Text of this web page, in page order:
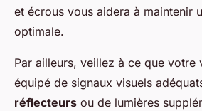
et écrous vous aidera à maintenir
optimale.
Par ailleurs, veillez à ce que votre
équipé de signaux visuels
réflecteurs ou de lumières